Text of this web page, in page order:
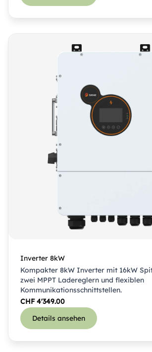
Inverter 8kW
Kompakter 8kW Inverter mit 16kW
zwei MPPT Ladereglern und flexiblen
Kommunikationsschnittstellen.
CHF4'349.00
Details ansehen